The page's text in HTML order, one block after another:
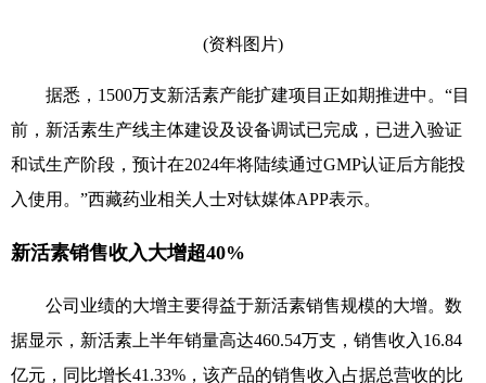
(资料图片)
据悉，1500万支新活素产能扩建项目正如期推进中。“目
前，新活素生产线主体建设及设备调试已完成，已进入验证
和试生产阶段，预计在2024年将陆续通过GMP认证后方能投
入使用。”西藏药业相关人士对钛媒体APP表示。
新活素销售收入大增超40%
公司业绩的大增主要得益于新活素销售规模的大增。数
据显示，新活素上半年销量高达460.54万支，销售收入16.84
亿元，同比增长41.33%，该产品的销售收入占据总营收的比